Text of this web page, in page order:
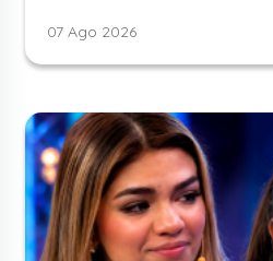
07 Ago 2026